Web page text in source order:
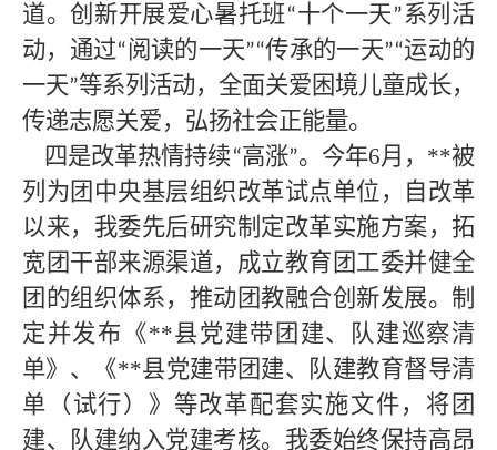
道。创新开展爱心暑托班“十个一天”系列活
动，通过“阅读的一天”“传承的一天”“运动的
一天”等系列活动，全面关爱困境儿童成长，
传递志愿关爱，弘扬社会正能量。
四是改革热情持续“高涨”。今年6月，**被
列为团中央基层组织改革试点单位，自改革
以来，我委先后研究制定改革实施方案，拓
宽团干部来源渠道，成立教育团工委并健全
团的组织体系，推动团教融合创新发展。制
定并发布《**县党建带团建、队建巡察清
单》、《**县党建带团建、队建教育督导清
单（试行）》等改革配套实施文件，将团
建、队建纳入党建考核。我委始终保持高昂